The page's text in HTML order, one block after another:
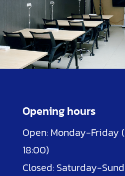
Opening hours
Open: Monday-Friday
18:00)
Closed: Saturday-